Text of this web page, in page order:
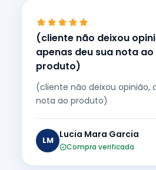
(cliente não deixou
apenas deu sua nota ao
produto)
(cliente não deixou opinião,
nota ao produto)
LM
Lucia Mara Garcia
Compra verificada